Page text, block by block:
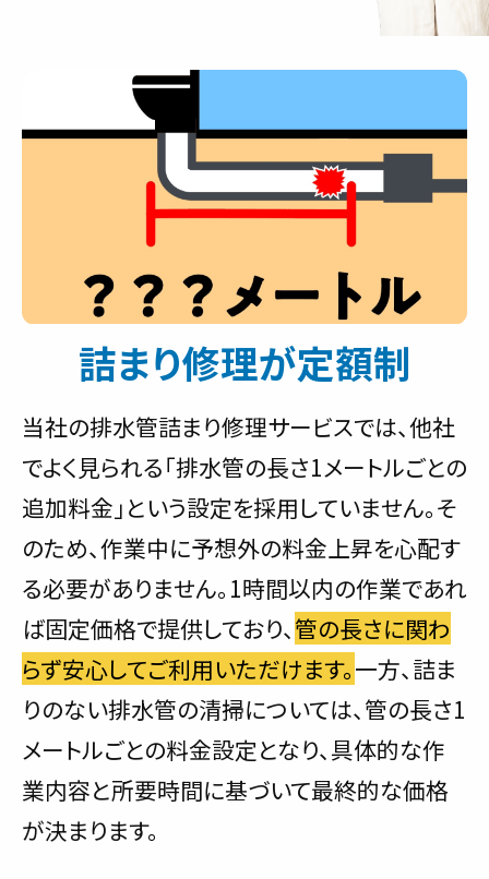
詰まり修理が定額制
当社の排水管詰まり修理サービスでは、他社
でよく見られる「排水管の長さ1メートルごとの
追加料金」という設定を採用していません。そ
のため、作業中に予想外の料金上昇を心配す
る必要がありません。1時間以内の作業であれ
ば固定価格で提供しており、管の長さに関わ
らず安心してご利用いただけます。一方、詰ま
りのない排水管の清掃については、管の長さ1
メートルごとの料金設定となり、具体的な作
業内容と所要時間に基づいて最終的な価格
が決まります。